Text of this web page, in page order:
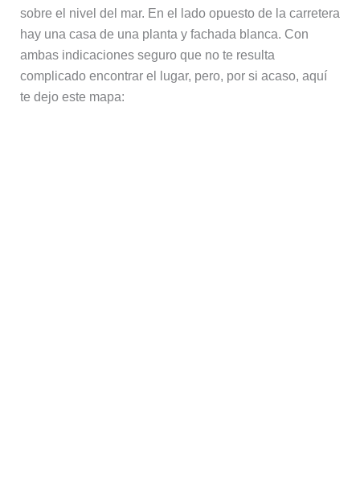
sobre el nivel del mar. En el lado opuesto de la carretera
hay una casa de una planta y fachada blanca. Con
ambas indicaciones seguro que no te resulta
complicado encontrar el lugar, pero, por si acaso, aquí
te dejo este mapa: